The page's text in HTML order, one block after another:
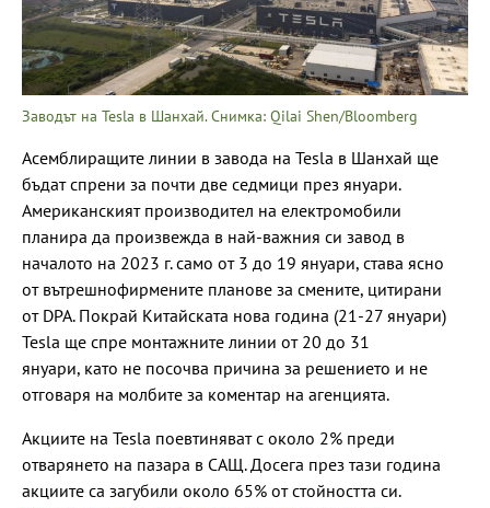
Заводът на Tesla в Шанхай. Снимка: Qilai Shen/Bloomberg
Асемблиращите линии в завода на Tesla в Шанхай ще
бъдат спрени за почти две седмици през януари.
Американският производител на електромобили
планира да произвежда в най-важния си завод в
началото на 2023 г. само от 3 до 19 януари, става ясно
от вътрешнофирмените планове за смените, цитирани
от DPA. Покрай Китайската нова година (21-27 януари)
Tesla ще спре монтажните линии от 20 до 31
януари, като не посочва причина за решението и не
отговаря на молбите за коментар на агенцията.
Акциите на Tesla поевтиняват с около 2% преди
отварянето на пазара в САЩ. Досега през тази година
акциите са загубили около 65% от стойността си.